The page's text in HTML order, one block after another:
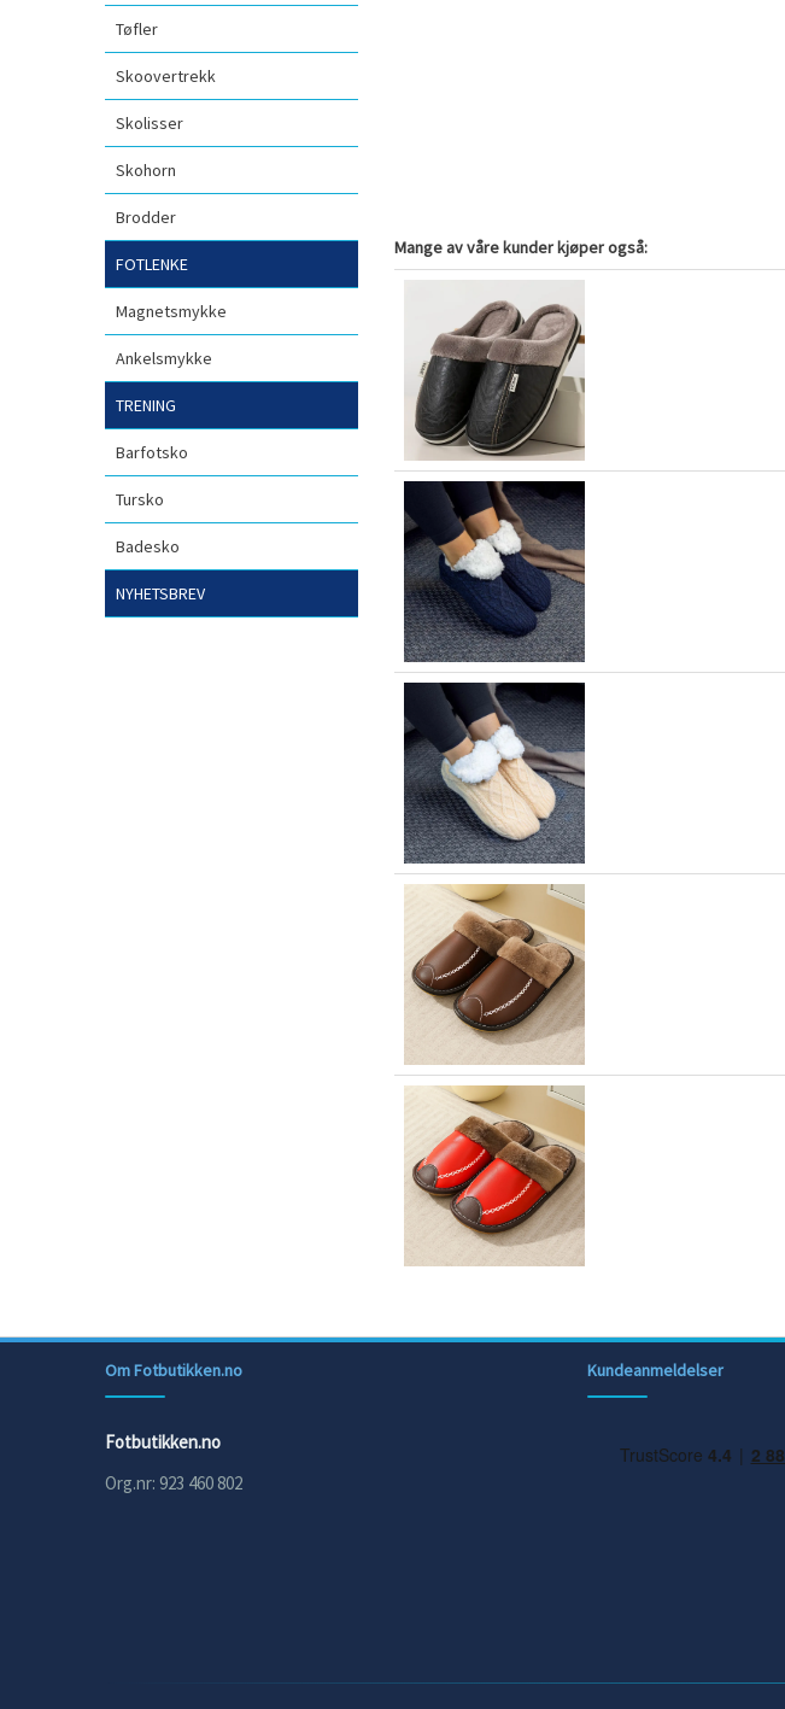
Tøfler
Skoovertrekk
Skolisser
Skohorn
Brodder
FOTLENKE
Magnetsmykke
Ankelsmykke
TRENING
Barfotsko
Tursko
Badesko
NYHETSBREV
Mange av våre kunder kjøper også:
Om Fotbutikken.no
Fotbutikken.no
Org.nr: 923 460 802
Kundeanmeldelser